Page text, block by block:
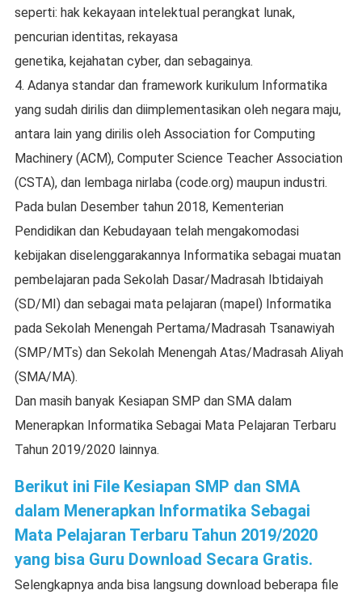
seperti: hak kekayaan intelektual perangkat lunak,
pencurian identitas, rekayasa
genetika, kejahatan cyber, dan sebagainya.
4. Adanya standar dan framework kurikulum Informatika
yang sudah dirilis dan diimplementasikan oleh negara maju,
antara lain yang dirilis oleh Association for Computing
Machinery (ACM), Computer Science Teacher Association
(CSTA), dan lembaga nirlaba (code.org) maupun industri.
Pada bulan Desember tahun 2018, Kementerian
Pendidikan dan Kebudayaan telah mengakomodasi
kebijakan diselenggarakannya Informatika sebagai muatan
pembelajaran pada Sekolah Dasar/Madrasah Ibtidaiyah
(SD/MI) dan sebagai mata pelajaran (mapel) Informatika
pada Sekolah Menengah Pertama/Madrasah Tsanawiyah
(SMP/MTs) dan Sekolah Menengah Atas/Madrasah Aliyah
(SMA/MA).
Dan masih banyak Kesiapan SMP dan SMA dalam
Menerapkan Informatika Sebagai Mata Pelajaran Terbaru
Tahun 2019/2020 lainnya.
Berikut ini File Kesiapan SMP dan SMA
dalam Menerapkan Informatika Sebagai
Mata Pelajaran Terbaru Tahun 2019/2020
yang bisa Guru Download Secara Gratis.
Selengkapnya anda bisa langsung download beberapa file